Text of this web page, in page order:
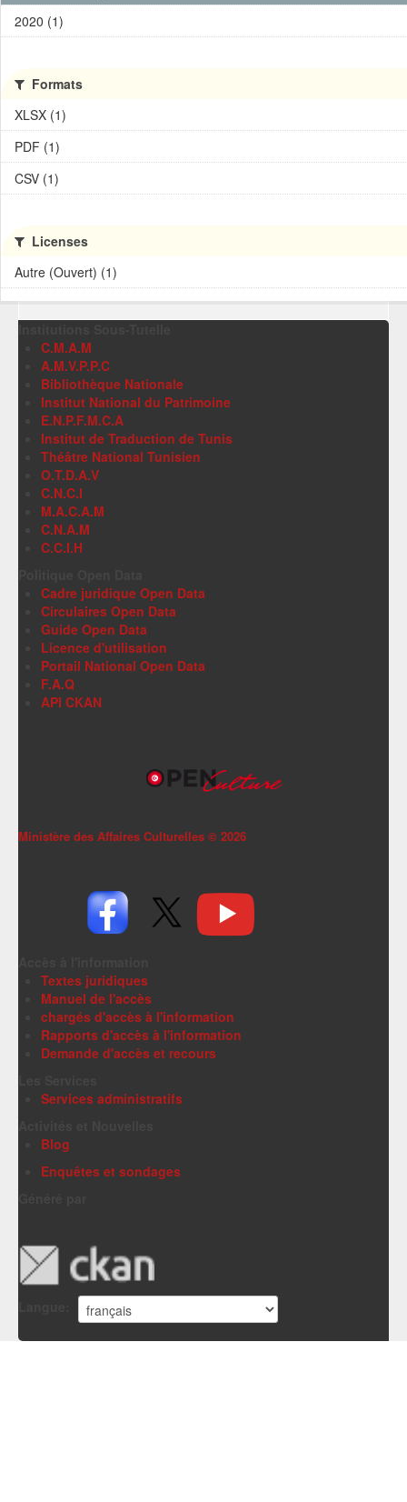
2020 (1)
Formats
XLSX (1)
PDF (1)
CSV (1)
Licenses
Autre (Ouvert) (1)
C.M.A.M
A.M.V.P.P.C
Bibliothèque Nationale
Institut National du Patrimoine
E.N.P.F.M.C.A
Institut de Traduction de Tunis
Théâtre National Tunisien
O.T.D.A.V
C.N.C.I
M.A.C.A.M
C.N.A.M
C.C.I.H
Cadre juridique Open Data
Circulaires Open Data
Guide Open Data
Licence d'utilisation
Portail National Open Data
F.A.Q
API CKAN
Ministère des Affaires Culturelles © 2026
Textes juridiques
Manuel de l'accès
chargés d'accès à l'information
Rapports d'accès à l'information
Demande d'accès et recours
Services administratifs
Blog
Enquêtes et sondages